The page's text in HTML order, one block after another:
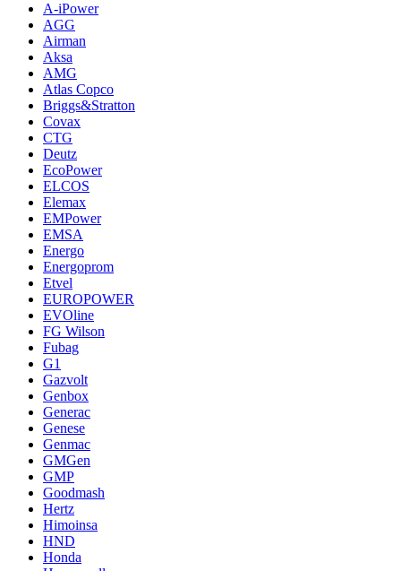
A-iPower
AGG
Airman
Aksa
AMG
Atlas Copco
Briggs&Stratton
Covax
CTG
Deutz
EcoPower
ELCOS
Elemax
EMPower
EMSA
Energo
Energoprom
Etvel
EUROPOWER
EVOline
FG Wilson
Fubag
G1
Gazvolt
Genbox
Generac
Genese
Genmac
GMGen
GMP
Goodmash
Hertz
Himoinsa
HND
Honda